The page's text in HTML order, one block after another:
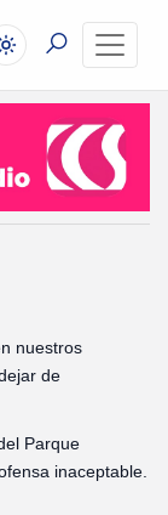
nuestros
de
Parque
inaceptable.